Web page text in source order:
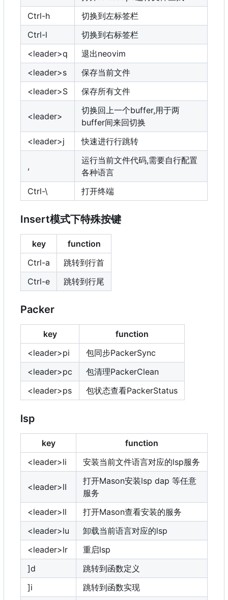
Ctrl-h
切换到左标签栏
Ctrl-l
切换到右标签栏
<leader>q
退出neovim
<leader>s
保存当前文件
<leader>S
保存所有文件
<leader>
切换回上一个buffer,用于两
buffer间来回切换
<leader>j
快速进行行跳转
,
运行当前文件代码,需要自行配置
各种语言
Ctrl-\
打开终端
Insert模式下特殊按键
key
function
Ctrl-a
跳转到行首
Ctrl-e
跳转到行尾
Packer
key
function
<leader>pi
包同步PackerSync
<leader>pc
包清理PackerClean
<leader>ps
包状态查看PackerStatus
lsp
key
function
<leader>li
安装当前文件语言对应的lsp服务
<leader>lI
打开Mason安装lsp dap 等任意
服务
<leader>ll
打开Mason查看安装的服务
<leader>lu
卸载当前语言对应的lsp
<leader>lr
重启lsp
]d
跳转到函数定义
]i
跳转到函数实现